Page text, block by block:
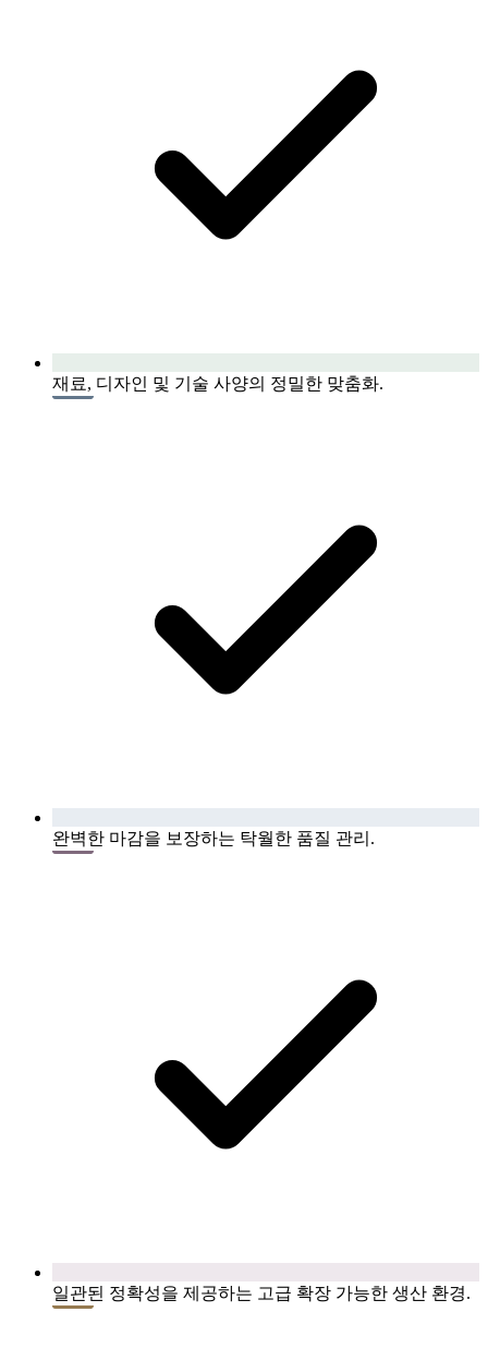
재료, 디자인 및 기술 사양의 정밀한 맞춤화.
완벽한 마감을 보장하는 탁월한 품질 관리.
일관된 정확성을 제공하는 고급 확장 가능한 생산 환경.